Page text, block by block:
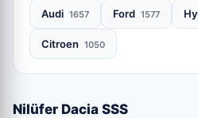
Audi 1657 Ford 1577
Citroen 1050
Nilüfer Dacia SSS